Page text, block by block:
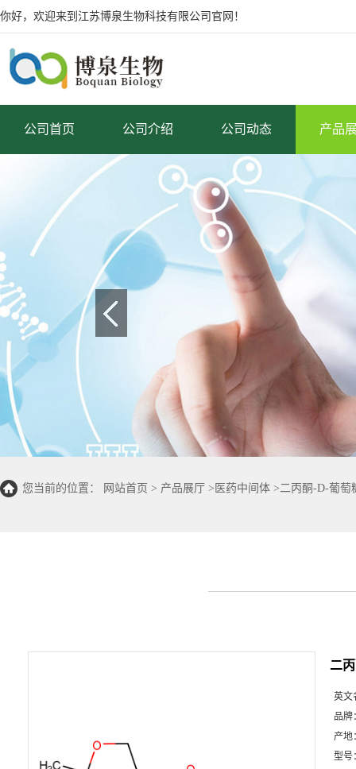
你好，欢迎来到江苏博泉生物科技有限公司官网！
公司首页 公司介绍 公司动态 产品
您当前的位置： 网站首页 > 产品展厅 > 医药中间体 > 二丙酮-D-葡萄
二
英文
品牌
产地
型号